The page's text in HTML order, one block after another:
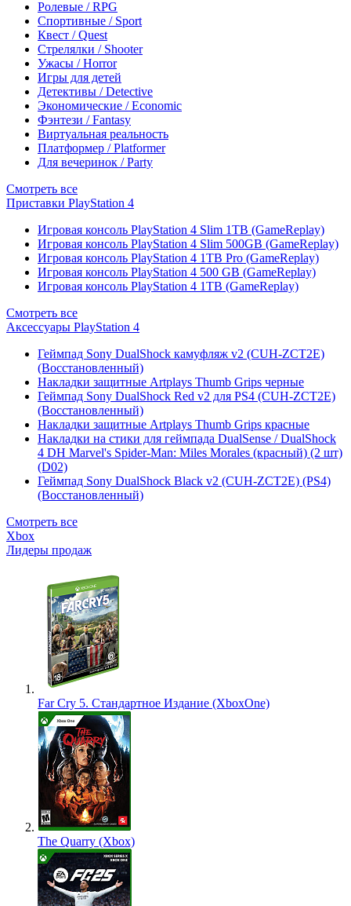
Ролевые / RPG
Спортивные / Sport
Квест / Quest
Стрелялки / Shooter
Ужасы / Horror
Игры для детей
Детективы / Detective
Экономические / Economic
Фэнтези / Fantasy
Виртуальная реальность
Платформер / Platformer
Для вечеринок / Party
Смотреть все
Приставки PlayStation 4
Игровая консоль PlayStation 4 Slim 1TB (GameReplay)
Игровая консоль PlayStation 4 Slim 500GB (GameReplay)
Игровая консоль PlayStation 4 1TB Pro (GameReplay)
Игровая консоль PlayStation 4 500 GB (GameReplay)
Игровая консоль PlayStation 4 1TB (GameReplay)
Смотреть все
Аксессуары PlayStation 4
Геймпад Sony DualShock камуфляж v2 (CUH-ZCT2E)
(Восстановленный)
Накладки защитные Artplays Thumb Grips черные
Геймпад Sony DualShock Red v2 для PS4 (CUH-ZCT2E)
(Восстановленный)
Накладки защитные Artplays Thumb Grips красные
Накладки на стики для геймпада DualSense / DualShock
4 DH Marvel's Spider-Man: Miles Morales (красный) (2 шт)
(D02)
Геймпад Sony DualShock Black v2 (CUH-ZCT2E) (PS4)
(Восстановленный)
Смотреть все
Xbox
Лидеры продаж
Far Cry 5. Стандартное Издание (XboxOne)
The Quarry (Xbox)